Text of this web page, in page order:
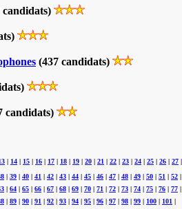
candidats)
(437 candidats)
candidats)
| 14 | 15 | 16 | 17 | 18 | 19 | 20 | 21 | 22 | 23 | 24 | 25 | 26 | 27 |
| 39 | 40 | 41 | 42 | 43 | 44 | 45 | 46 | 47 | 48 | 49 | 50 | 51 | 52 |
| 64 | 65 | 66 | 67 | 68 | 69 | 70 | 71 | 72 | 73 | 74 | 75 | 76 | 77 |
| 89 | 90 | 91 | 92 | 93 | 94 | 95 | 96 | 97 | 98 | 99 | 100 | 101 |